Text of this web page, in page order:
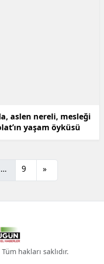
aslen nereli, mesleği
yaşam öyküsü
… 9 »
hakları saklıdır.